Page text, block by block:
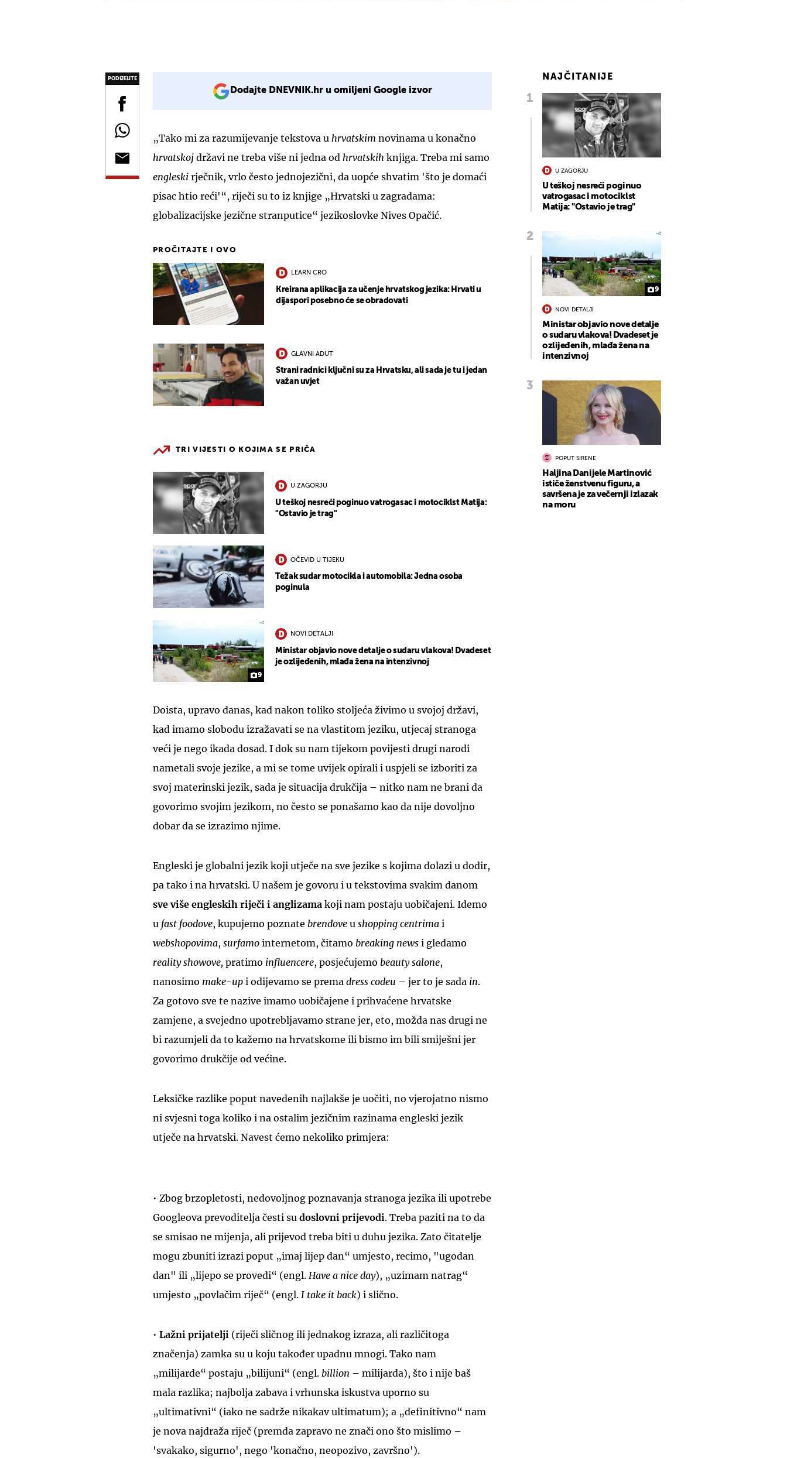
PODIJELITE
Dodajte DNEVNIK.hr u omiljeni Google izvor
„Tako mi za razumijevanje tekstova u hrvatskim novinama u konačno
hrvatskoj državi ne treba više ni jedna od hrvatskih knjiga. Treba mi samo
engleski rječnik, vrlo često jednojezični, da uopće shvatim 'što je domaći
pisac htio reći'“, riječi su to iz knjige „Hrvatski u zagradama:
globalizacijske jezične stranputice“ jezikoslovke Nives Opačić.
PROČITAJTE I OVO
LEARN CRO
Kreirana aplikacija za učenje hrvatskog jezika: Hrvati u
dijaspori posebno će se obradovati
GLAVNI ADUT
Strani radnici ključni su za Hrvatsku, ali sada je tu i jedan
važan uvjet
TRI VIJESTI O KOJIMA SE PRIČA
U ZAGORJU
U teškoj nesreći poginuo vatrogasac i motociklst Matija:
"Ostavio je trag"
OČEVID U TIJEKU
Težak sudar motocikla i automobila: Jedna osoba
poginula
9
NOVI DETALJI
Ministar objavio nove detalje o sudaru vlakova! Dvadeset
je ozlijeđenih, mlađa žena na intenzivnoj
Doista, upravo danas, kad nakon toliko stoljeća živimo u svojoj državi,
kad imamo slobodu izražavati se na vlastitom jeziku, utjecaj stranoga
veći je nego ikada dosad. I dok su nam tijekom povijesti drugi narodi
nametali svoje jezike, a mi se tome uvijek opirali i uspjeli se izboriti za
svoj materinski jezik, sada je situacija drukčija – nitko nam ne brani da
govorimo svojim jezikom, no često se ponašamo kao da nije dovoljno
dobar da se izrazimo njime.
Engleski je globalni jezik koji utječe na sve jezike s kojima dolazi u dodir,
pa tako i na hrvatski. U našem je govoru i u tekstovima svakim danom
sve više engleskih riječi i anglizama koji nam postaju uobičajeni. Idemo
u fast foodove, kupujemo poznate brendove u shopping centrima i
webshopovima, surfamo internetom, čitamo breaking news i gledamo
reality showove, pratimo influencere, posjećujemo beauty salone,
nanosimo make-up i odijevamo se prema dress codeu – jer to je sada in.
Za gotovo sve te nazive imamo uobičajene i prihvaćene hrvatske
zamjene, a svejedno upotrebljavamo strane jer, eto, možda nas drugi ne
bi razumjeli da to kažemo na hrvatskome ili bismo im bili smiješni jer
govorimo drukčije od većine.
Leksičke razlike poput navedenih najlakše je uočiti, no vjerojatno nismo
ni svjesni toga koliko i na ostalim jezičnim razinama engleski jezik
utječe na hrvatski. Navest ćemo nekoliko primjera:
• Zbog brzopletosti, nedovoljnog poznavanja stranoga jezika ili upotrebe
Googleova prevoditelja česti su doslovni prijevodi. Treba paziti na to da
se smisao ne mijenja, ali prijevod treba biti u duhu jezika. Zato čitatelje
mogu zbuniti izrazi poput „imaj lijep dan“ umjesto, recimo, "ugodan
dan" ili „lijepo se provedi“ (engl. Have a nice day), „uzimam natrag“
umjesto „povlačim riječ“ (engl. I take it back) i slično.
• Lažni prijatelji (riječi sličnog ili jednakog izraza, ali različitoga
značenja) zamka su u koju također upadnu mnogi. Tako nam
„milijarde“ postaju „bilijuni“ (engl. billion – milijarda), što i nije baš
mala razlika; najbolja zabava i vrhunska iskustva uporno su
„ultimativni“ (iako ne sadrže nikakav ultimatum); a „definitivno“ nam
je nova najdraža riječ (premda zapravo ne znači ono što mislimo –
'svakako, sigurno', nego 'konačno, neopozivo, završno').
NAJČITANIJE
U ZAGORJU
U teškoj nesreći poginuo
vatrogasac i motociklst
Matija: "Ostavio je trag"
9
NOVI DETALJI
Ministar objavio nove detalje
o sudaru vlakova! Dvadeset je
ozlijeđenih, mlađa žena na
intenzivnoj
POPUT SIRENE
Haljina Danijele Martinović
ističe ženstvenu figuru, a
savršena je za večernji izlazak
na moru
UKLJUČITE NOTIFIKACIJE